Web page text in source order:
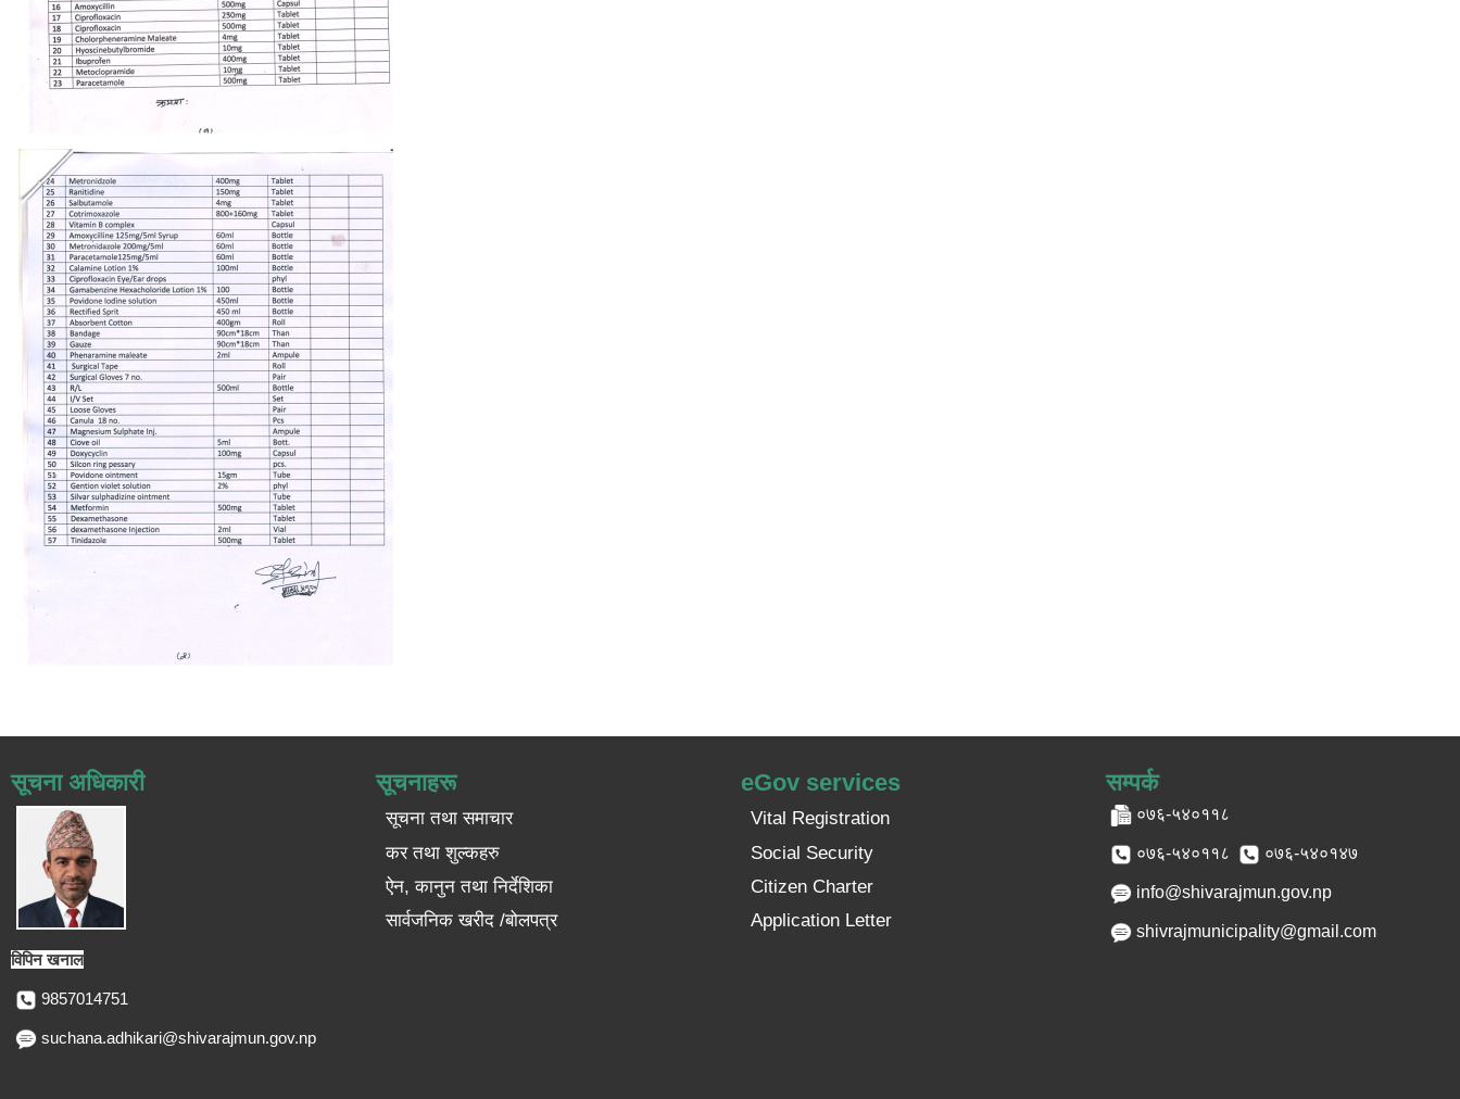
सूचना अधिकारी
विपिन खनाल
9857014751
suchana.adhikari@shivarajmun.gov.np
सूचनाहरू
सूचना तथा समाचार
कर तथा शुल्कहरु
ऐन, कानुन तथा निर्देशिका
सार्वजनिक खरीद /बोलपत्र
eGov services
Vital Registration
Social Security
Citizen Charter
Application Letter
सम्पर्क
०७६-५४०११८
०७६-५४०११८ ०७६-५४०१४७
info@shivarajmun.gov.np
shivrajmunicipality@gmail.com